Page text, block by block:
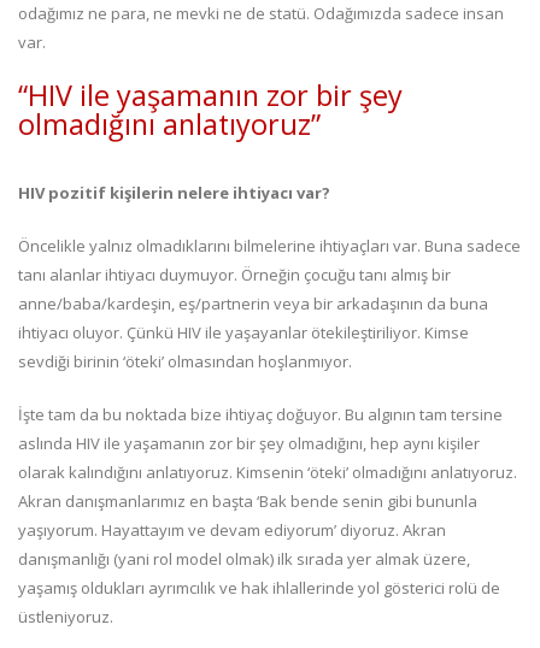
odağımız ne para, ne mevki ne de statü. Odağımızda sadece insan
var.
“HIV ile yaşamanın zor bir şey
olmadığını anlatıyoruz”
HIV pozitif kişilerin nelere ihtiyacı var?
Öncelikle yalnız olmadıklarını bilmelerine ihtiyaçları var. Buna sadece
tanı alanlar ihtiyacı duymuyor. Örneğin çocuğu tanı almış bir
anne/baba/kardeşin, eş/partnerin veya bir arkadaşının da buna
ihtiyacı oluyor. Çünkü HIV ile yaşayanlar ötekileştiriliyor. Kimse
sevdiği birinin ‘öteki’ olmasından hoşlanmıyor.
İşte tam da bu noktada bize ihtiyaç doğuyor. Bu algının tam tersine
aslında HIV ile yaşamanın zor bir şey olmadığını, hep aynı kişiler
olarak kalındığını anlatıyoruz. Kimsenin ‘öteki’ olmadığını anlatıyoruz.
Akran danışmanlarımız en başta ‘Bak bende senin gibi bununla
yaşıyorum. Hayattayım ve devam ediyorum’ diyoruz. Akran
danışmanlığı (yani rol model olmak) ilk sırada yer almak üzere,
yaşamış oldukları ayrımcılık ve hak ihlallerinde yol gösterici rolü de
üstleniyoruz.